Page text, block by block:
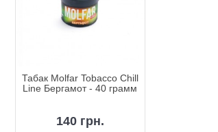
Табак Molfar Tobacco Chill
Line Бергамот - 40 грамм
140 грн.